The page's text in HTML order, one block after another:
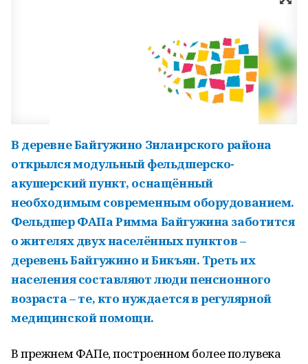
В деревне Байгужино Зилаирского района
открылся модульный фельдшерско-
акушерский пункт, оснащённый
необходимым современным оборудованием.
Фельдшер ФАПа Римма Байгужина заботится
о жителях двух населённых пунктов –
деревень Байгужино и Бикъян. Треть их
населения составляют люди пенсионного
возраста – те, кто нуждается в регулярной
медицинской помощи.
В прежнем ФАПе, построенном более полувека